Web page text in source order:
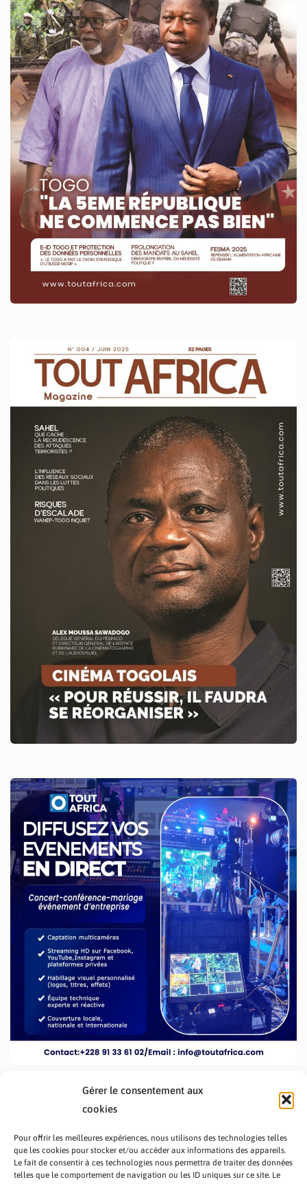
Gérer le consentement aux
cookies
Pour offrir les meilleures expériences, nous utilisons des technologies telles
que les cookies pour stocker et/ou accéder aux informations des appareils.
Le fait de consentir à ces technologies nous permettra de traiter des données
telles que le comportement de navigation ou les ID uniques sur ce site. Le